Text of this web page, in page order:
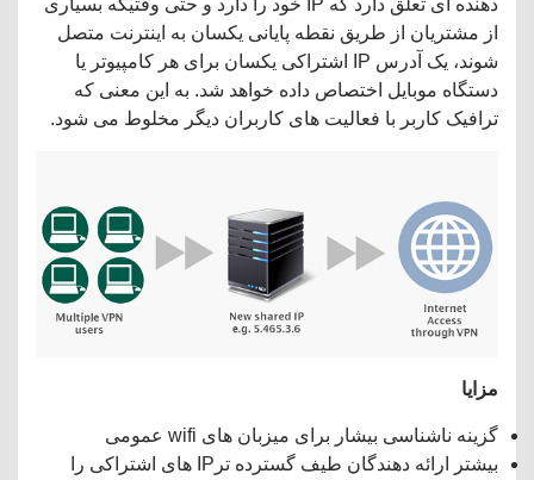
دهنده ای تعلق دارد که IP خود را دارد و حتی وقتیکه بسیاری
از مشتریان از طریق نقطه پایانی یکسان به اینترنت متصل
شوند، یک آدرس IP اشتراکی یکسان برای هر کامپیوتر یا
دستگاه موبایل اختصاص داده خواهد شد. به این معنی که
ترافیک کاربر با فعالیت های کاربران دیگر مخلوط می شود.
مزایا
گزینه ناشناسی بیشار برای میزبان های wifi عمومی
بیشتر ارائه دهندگان طیف گسترده ترIP های اشتراکی را